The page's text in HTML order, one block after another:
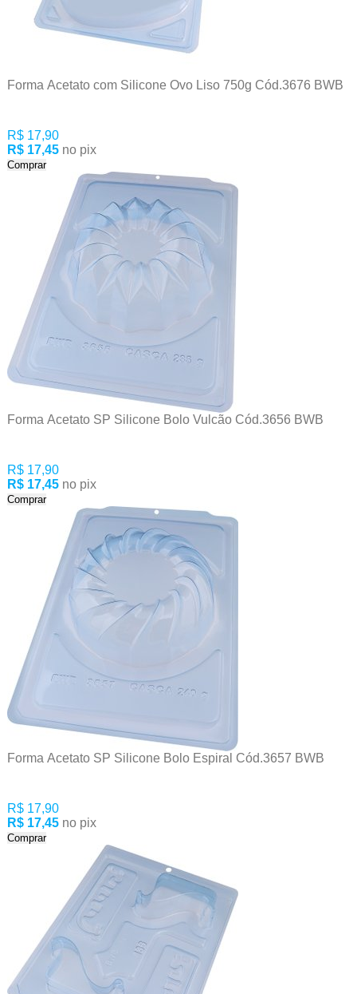
Forma Acetato com Silicone Ovo Liso 750g Cód.3676 BWB
R$ 17,90
R$ 17,45
no pix
Comprar
Forma Acetato SP Silicone Bolo Vulcão Cód.3656 BWB
R$ 17,90
R$ 17,45
no pix
Comprar
Forma Acetato SP Silicone Bolo Espiral Cód.3657 BWB
R$ 17,90
R$ 17,45
no pix
Comprar